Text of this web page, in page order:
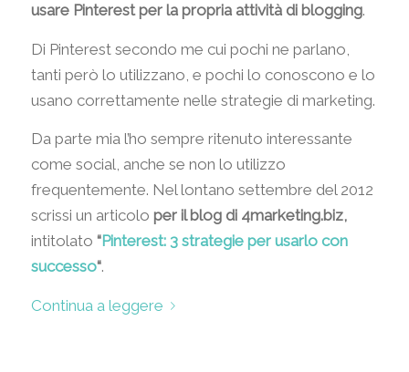
usare Pinterest per la propria attività di blogging.
Di Pinterest secondo me cui pochi ne parlano,
tanti però lo utilizzano, e pochi lo conoscono e lo
usano correttamente nelle strategie di marketing.
Da parte mia l’ho sempre ritenuto interessante
come social, anche se non lo utilizzo
frequentemente. Nel lontano settembre del 2012
scrissi un articolo per il blog di 4marketing.biz,
intitolato “Pinterest: 3 strategie per usarlo con
successo“.
Continua a leggere